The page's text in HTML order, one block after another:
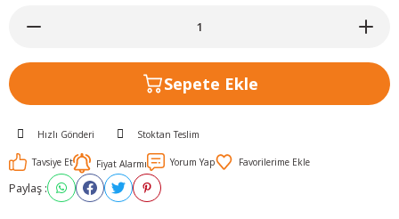
Sepete Ekle
Hızlı Gönderi Stoktan Teslim
Tavsiye Et Fiyat Alarmı Yorum Yap
Paylaş :